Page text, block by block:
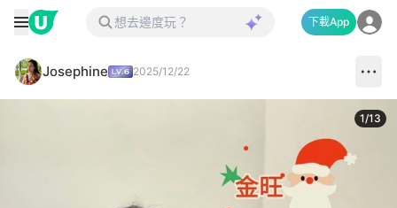
下載App
Josephine 2025/12/22
1/13